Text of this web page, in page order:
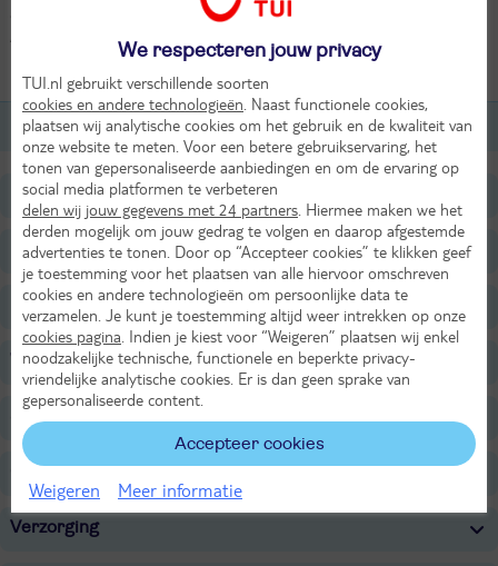
al je spieren in de infraroodcabine. Of duik het warme stoombad in.
Kamers (1)
2-persoonskamer, 2-2 pers
Ligging
Faciliteiten
Restaurants/Bars
Wellness
Sport & Activiteiten
Overige informatie
Verzorging
We respecteren jouw privacy
TUI.nl gebruikt verschillende soorten
cookies en andere technologieën . Naast functionele cookies,
plaatsen wij analytische cookies om het gebruik en de kwaliteit van
onze website te meten. Voor een betere gebruikservaring, het
tonen van gepersonaliseerde aanbiedingen en om de ervaring op
social media platformen te verbeteren
delen wij jouw gegevens met 24 partners . Hiermee maken we het
derden mogelijk om jouw gedrag te volgen en daarop afgestemde
advertenties te tonen. Door op “Accepteer cookies” te klikken geef
je toestemming voor het plaatsen van alle hiervoor omschreven
cookies en andere technologieën om persoonlijke data te
verzamelen. Je kunt je toestemming altijd weer intrekken op onze
cookies pagina . Indien je kiest voor “Weigeren” plaatsen wij enkel
noodzakelijke technische, functionele en beperkte privacy-
vriendelijke analytische cookies. Er is dan geen sprake van
gepersonaliseerde content.
Accepteer cookies
Weigeren Meer informatie